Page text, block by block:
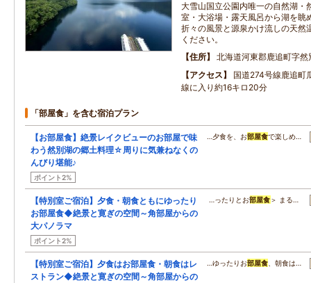
大雪山国立公園内唯一の自然湖・
室・大浴場・露天風呂から湖を眺
折々の風景と源泉かけ流しの天然
ください。
住所
北海道河東郡鹿追町字然
アクセス
国道274号線鹿追町
線に入り約16キロ20分
「部屋食」を含む宿泊プラン
【お部屋食】絶景レイクビューのお部屋で味
わう然別湖の郷土料理☆周りに気兼ねなくの
んびり堪能♪
ポイント2%
…夕食を、お部屋食で楽しめ…
【特別室ご宿泊】夕食・朝食ともにゆったり
お部屋食◆絶景と寛ぎの空間～角部屋からの
大パノラマ
ポイント2%
…ったりとお部屋食＞ まる…
【特別室ご宿泊】夕食はお部屋食・朝食はレ
ストラン◆絶景と寛ぎの空間～角部屋からの
…ゆったりお部屋食 、朝食は…